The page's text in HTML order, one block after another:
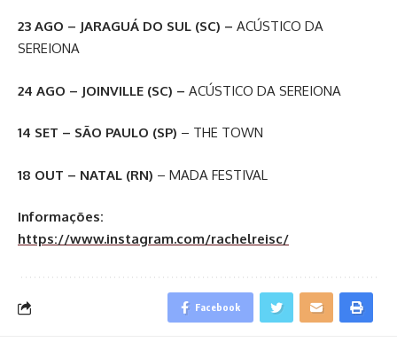
23 AGO – JARAGUÁ DO SUL (SC) – ACÚSTICO DA
SEREIONA
24 AGO – JOINVILLE (SC) – ACÚSTICO DA SEREIONA
14 SET – SÃO PAULO (SP) – THE TOWN
18 OUT – NATAL (RN) – MADA FESTIVAL
Informações:
https://www.instagram.com/rachelreisc/
Facebook